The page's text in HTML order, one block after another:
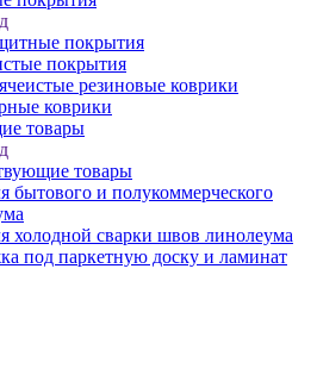
покрытия
покрытия
резиновые коврики
коврики
товары
товары
бытового и полукоммерческого
холодной сварки швов линолеума
под паркетную доску и ламинат